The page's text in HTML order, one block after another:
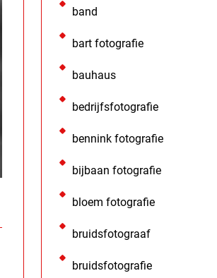
band
bart fotografie
bauhaus
bedrijfsfotografie
bennink fotografie
bijbaan fotografie
bloem fotografie
bruidsfotograaf
bruidsfotografie